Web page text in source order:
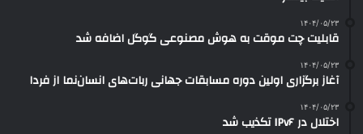
۱۴۰۴/۰۵/۲۳
قابلیت چت موقت به هوش مصنوعی گوگل اضافه شد
۱۴۰۴/۰۵/۲۳
آغاز برگزاری اولین دوره مسابقات جهانی ربات‌های انسان‌نما از فردا
۱۴۰۴/۰۵/۲۳
اختلال در IPv۶ تکذیب شد